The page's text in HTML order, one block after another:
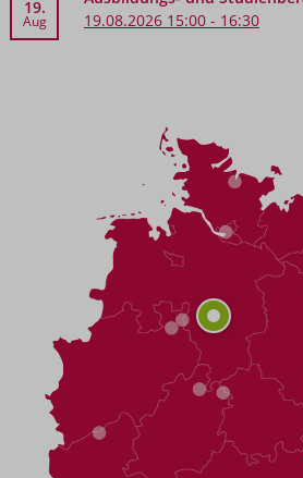
19.
Aug
19.08.2026 15:00 - 16:30